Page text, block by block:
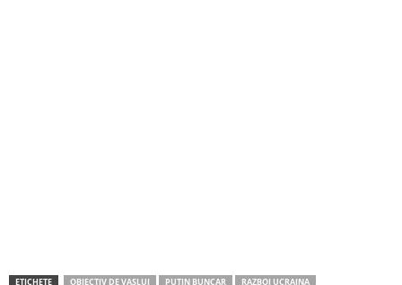
ETICHETE OBIECTIV DE VASLUI PUTIN BUNCAR
RAZBOI UCRAINA